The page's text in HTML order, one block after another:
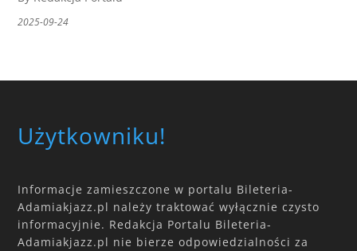
2025-09-24
Użytkowniku!
Informacje zamieszczone w portalu Bileteria-
Adamiakjazz.pl należy traktować wyłącznie czysto
informacyjnie. Redakcja Portalu Bileteria-
Adamiakjazz.pl nie bierze odpowiedzialności za